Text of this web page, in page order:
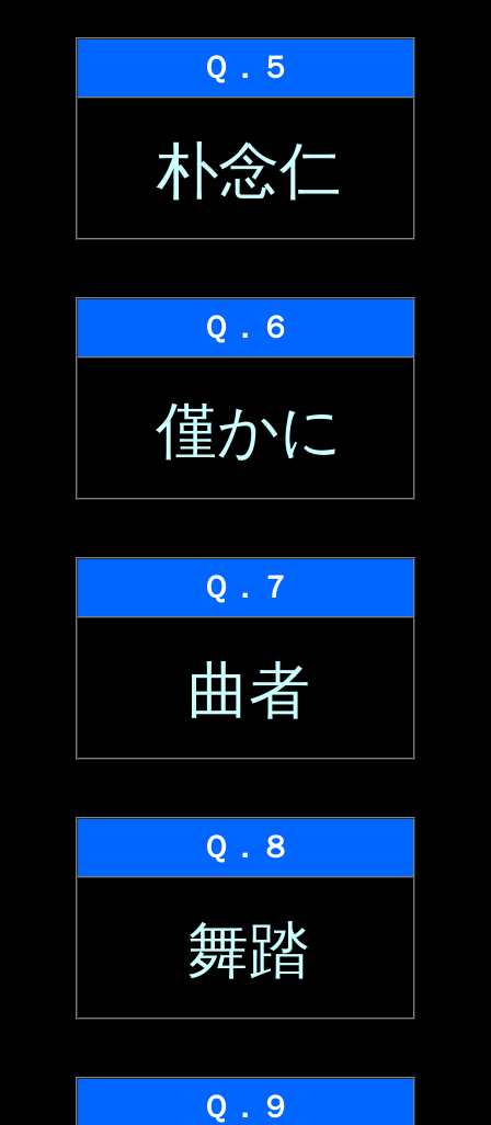
Ｑ．５
朴念仁
Ｑ．６
僅かに
Ｑ．７
曲者
Ｑ．８
舞踏
Ｑ．９